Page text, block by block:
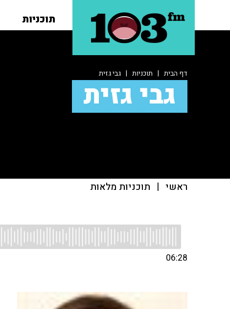
תוכניות
דף הבית | תוכניות | גבי גזית
גבי גזית
ראשי | תוכניות מלאות
06:28